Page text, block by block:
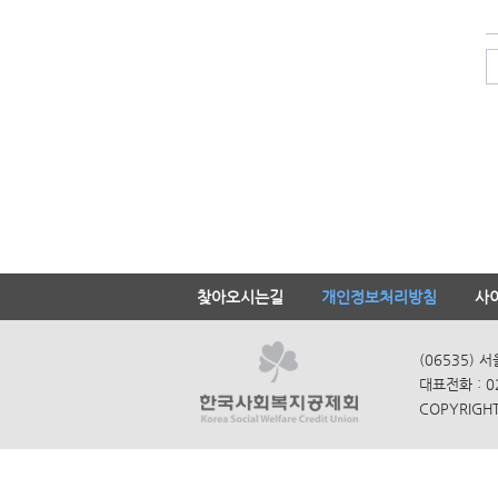
찾아오시는길 개인정보처리방침 사
(06535) 서
대표전화 :